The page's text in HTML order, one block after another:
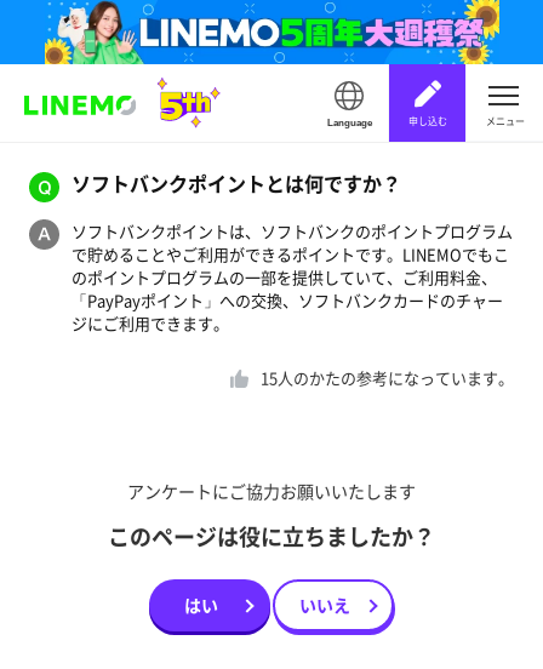
Language 申し込む メニュー
ソフトバンクポイントとは何ですか？
ソフトバンクポイントは、ソフトバンクのポイントプログラム
で貯めることやご利用ができるポイントです。LINEMOでもこ
のポイントプログラムの一部を提供していて、ご利用料金、
「PayPayポイント」への交換、ソフトバンクカードのチャー
ジにご利用できます。
15人のかたの参考になっています。
アンケートにご協力お願いいたします
このページは役に立ちましたか？
はい いいえ